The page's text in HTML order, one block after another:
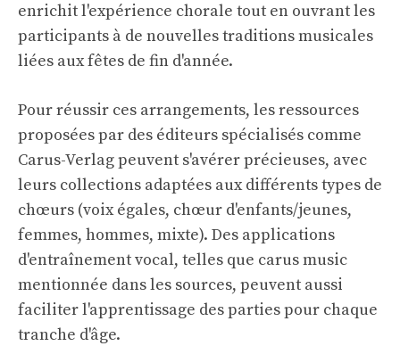
enrichit l'expérience chorale tout en ouvrant les
participants à de nouvelles traditions musicales
liées aux fêtes de fin d'année.
Pour réussir ces arrangements, les ressources
proposées par des éditeurs spécialisés comme
Carus-Verlag peuvent s'avérer précieuses, avec
leurs collections adaptées aux différents types de
chœurs (voix égales, chœur d'enfants/jeunes,
femmes, hommes, mixte). Des applications
d'entraînement vocal, telles que carus music
mentionnée dans les sources, peuvent aussi
faciliter l'apprentissage des parties pour chaque
tranche d'âge.